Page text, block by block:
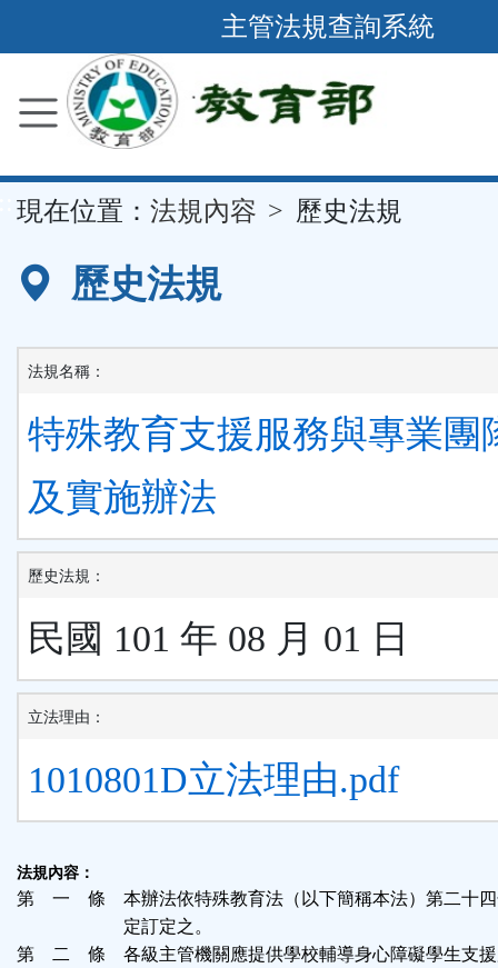
到
要
容
區
主管法規查詢系統
現在位置： 法規內容 歷史法規
歷史法規
法規名稱：
特殊教育支援服務與專業團
及實施辦法
歷史法規：
民國 101 年 08 月 01 日
立法理由：
1010801D立法理由.pdf
法規內容：
第 一 條 本辦法依特殊教育法（以下簡稱本法）第二十四
定訂定之。
第 二 條 各級主管機關應提供學校輔導身心障礙學生支援